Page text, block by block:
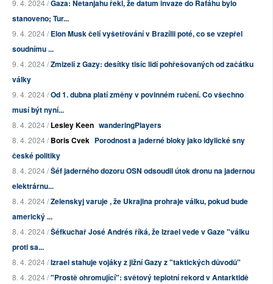
9. 4. 2024 /Gaza: Netanjahu řekl, že datum invaze do Rafáhu bylo
stanoveno; Tur...
9. 4. 2024 /Elon Musk čelí vyšetřování v Brazílii poté, co se vzepřel
soudnímu ...
9. 4. 2024 /Zmizelí z Gazy: desítky tisíc lidí pohřešovaných od začátku
války
9. 4. 2024 /Od 1. dubna platí změny v povinném ručení. Co všechno
musí být nyní...
8. 4. 2024 /Lesley Keen wanderingPlayers
8. 4. 2024 /Boris Cvek Porodnost a jaderné bloky jako idylické sny
české politiky
8. 4. 2024 /Šéf jaderného dozoru OSN odsoudil útok dronu na jadernou
elektrárnu...
8. 4. 2024 /Zelenskyj varuje , že Ukrajina prohraje válku, pokud bude
americký ...
8. 4. 2024 /Šéfkuchař José Andrés říká, že Izrael vede v Gaze "válku
proti sa...
8. 4. 2024 /Izrael stahuje vojáky z jižní Gazy z "taktických důvodů"
8. 4. 2024 /"Prostě ohromující": světový teplotní rekord v Antarktidě